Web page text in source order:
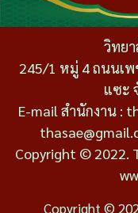
วิทย
245/1 หมู่ 4 ถนนเ
แซะ
E-mail สำนักงาน :
Copyright © 2022.
Copyright ©